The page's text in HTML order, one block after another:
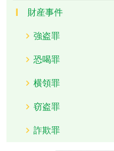
財産事件
強盗罪
恐喝罪
横領罪
窃盗罪
詐欺罪